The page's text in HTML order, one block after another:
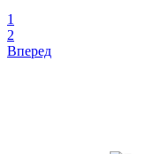
1
2
Вперед